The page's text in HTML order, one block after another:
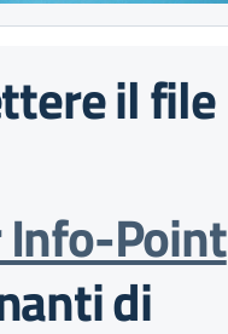
il file
Info-Point
di